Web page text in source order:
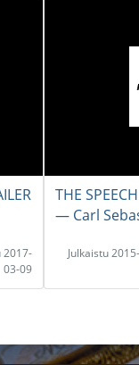
2017-
03-09
THE
― Carl
Julkaistu